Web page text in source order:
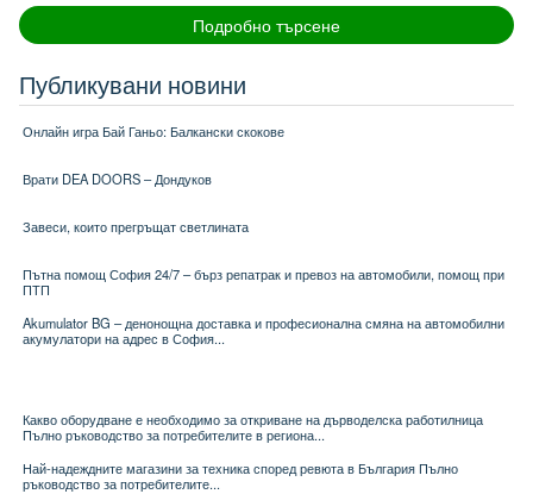
Подробно търсене
Публикувани новини
Онлайн игра Бай Ганьо: Балкански скокове
Врати DEA DOORS – Дондуков
Завеси, които прегръщат светлината
Пътна помощ София 24/7 – бърз репатрак и превоз на автомобили, помощ при
ПТП
Akumulator BG – денонощна доставка и професионална смяна на автомобилни
акумулатори на адрес в София...
Какво оборудване е необходимо за откриване на дърводелска работилница
Пълно ръководство за потребителите в региона...
Най-надеждните магазини за техника според ревюта в България Пълно
ръководство за потребителите...